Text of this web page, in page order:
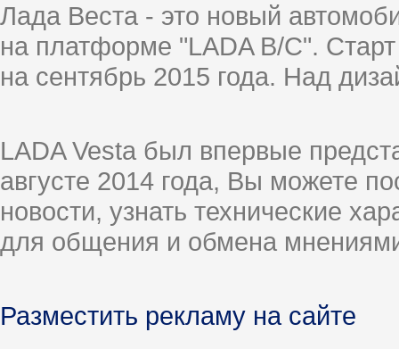
Лада Веста - это новый
на платформе "LADA B/C".
на сентябрь 2015 года. Над
LADA Vesta был впервые
августе 2014 года, Вы можете
новости, узнать технические
для общения и обмена
Разместить рекламу на сайте